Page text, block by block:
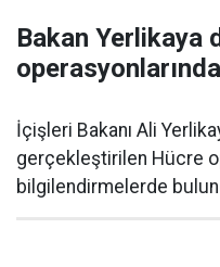
Bakan Yerlikaya
İçişleri Bakanı Ali
gerçekleştirilen Hücre
bilgilendirmelerde